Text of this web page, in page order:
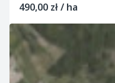
490,00 zł / ha